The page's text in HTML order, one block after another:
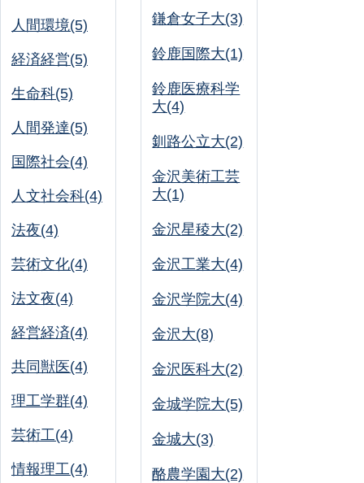
人間環境(5)
経済経営(5)
生命科(5)
人間発達(5)
国際社会(4)
人文社会科(4)
法夜(4)
芸術文化(4)
法文夜(4)
経営経済(4)
共同獣医(4)
理工学群(4)
芸術工(4)
情報理工(4)
鎌倉女子大(3)
鈴鹿国際大(1)
鈴鹿医療科学
大(4)
釧路公立大(2)
金沢美術工芸
大(1)
金沢星稜大(2)
金沢工業大(4)
金沢学院大(4)
金沢大(8)
金沢医科大(2)
金城学院大(5)
金城大(3)
酪農学園大(2)